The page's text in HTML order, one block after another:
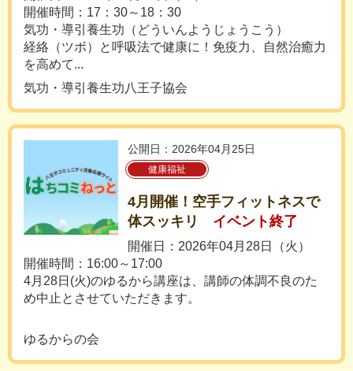
開催時間：17：30～18：30
気功・導引養生功（どういんようじょうこう）
経絡（ツボ）と呼吸法で健康に！免疫力、自然治癒力
を高めて...
気功・導引養生功八王子協会
公開日：2026年04月25日
健康福祉
4月開催！空手フィットネスで
体スッキリ
イベント終了
開催日：2026年04月28日（火）
開催時間：16:00～17:00
4月28日(火)のゆるから講座は、講師の体調不良のた
め中止とさせていただきます。
ゆるからの会